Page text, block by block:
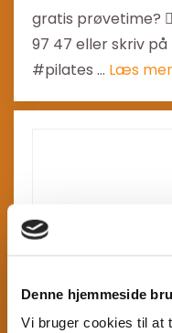
Denne hjemmeside
Vi bruger cookies til at
gratis prøvetime?
97 47 eller skriv på
#pilates ... Læs